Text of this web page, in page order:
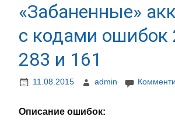
«Забаненные»
с кодами ошибок
283 и 161
11.08.2015 admin
Описание ошибок: